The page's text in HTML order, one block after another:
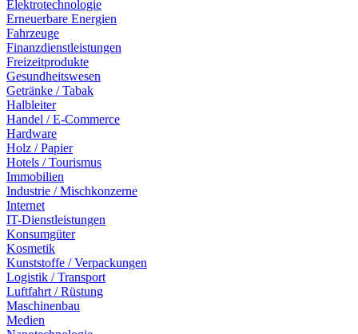
Elektrotechnologie
Erneuerbare Energien
Fahrzeuge
Finanzdienstleistungen
Freizeitprodukte
Gesundheitswesen
Getränke / Tabak
Halbleiter
Handel / E-Commerce
Hardware
Holz / Papier
Hotels / Tourismus
Immobilien
Industrie / Mischkonzerne
Internet
IT-Dienstleistungen
Konsumgüter
Kosmetik
Kunststoffe / Verpackungen
Logistik / Transport
Luftfahrt / Rüstung
Maschinenbau
Medien